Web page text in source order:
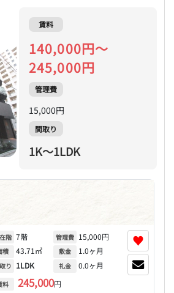
賃料
140,000円～
245,000円
管理費
15,000円
間取り
1K～1LDK
階 7階
積 43.71㎡
り 1LDK
料 245,000円
管理費 15,000円
敷金 1.0ヶ月
礼金 0.0ヶ月
♥